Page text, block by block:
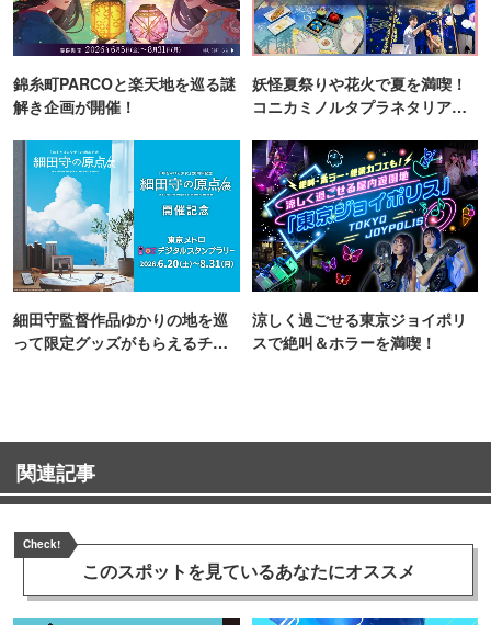
錦糸町PARCOと楽天地を巡る謎
解き企画が開催！
妖怪夏祭りや花火で夏を満喫！
コニカミノルタプラネタリア
細田守監督作品ゆかりの地を巡
って限定グッズがもらえるチャ
涼しく過ごせる東京ジョイポリ
スで絶叫＆ホラーを満喫！
関連記事
Check!
このスポットを見ているあなたにオススメ